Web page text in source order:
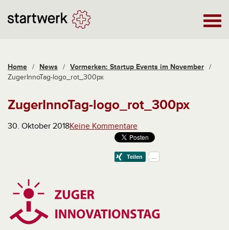
Home / News / Vormerken: Startup Events im November /
ZugerInnoTag-logo_rot_300px
ZugerInnoTag-logo_rot_300px
30. Oktober 2018Keine Kommentare